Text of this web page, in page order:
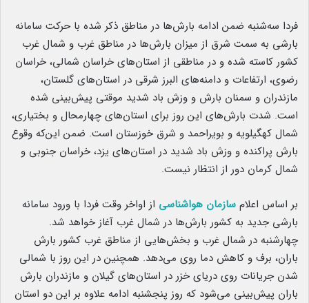
فردا سه‌شنبه ضمن ادامه بارش‌ها در مناطق ذکر شده با حرکت سامانه
بارشی به سمت شرق از میزان بارش‌ها در مناطق غرب و شمال غرب
کشور کاسته شده و در مناطقی از استان‌های خراسان شمالی، خراسان
رضوی، ارتفاعات و دامنه‌های البرز شرقی در استان‌های گلستان،
مازندران و سمنان بارش و وزش باد شدید موقتی پیش‌بینی شده
است. شدت بارش‌های این روز برای استان‌های چهارمحال و بختیاری،
شمال کهگیلویه و بویراحمد و شرق خوزستان است. ضمن این‌که وقوع
بارش پراکنده و وزش باد شدید در استان‌های یزد، خراسان جنوبی و
شمال کرمان دور از انتظار نیست.
بر اساس اعلام سازمان هواشناسی از اواخر وقت فردا با ورود سامانه
بارشی جدید به کشور بارش‌ها در شمال غرب آغاز خواهد شد.
چهارشنبه در شمال غرب و بخش‌هایی از مناطق غرب کشور بارش
باران، برف و کاهش دما روی می‌دهد. همچنین در این روز با شمالی
شدن جریانات روی دریای خزر در استان‌های گیلان و مازندران بارش
باران پیش‌بینی می‌شود که روز پنجشنبه ادامه علاوه بر این دو استان